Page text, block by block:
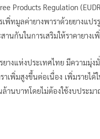
Products Regulation
พิ่ทมูลค่ายางพาราด้วยยางแ
นกันในการเสริมให้ราคายางเ
างแห่งประเทศไทย มีความมุ่
เพิ่มสูงขึ้นต่อเนื่อง เพิ่มรายไ
ล้านบาทโดยไม่ต้องใช้งบประม